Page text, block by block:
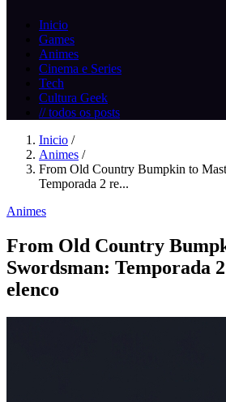
Inicio
Games
Animes
Cinema e Series
Tech
Cultura Geek
// todos os posts
Inicio /
Animes /
From Old Country Bumpkin to
Temporada 2 re...
Animes
From Old Country
Swordsman: Temporada
elenco